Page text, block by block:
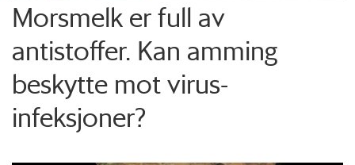
Morsmelk er full av
antistoffer. Kan amming
beskytte mot virus-
infeksjoner?